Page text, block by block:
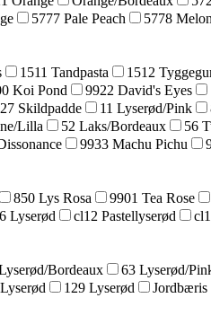
5777 Pale Peach 5778
1511 Tandpasta 1512
Koi Pond 9922 David's Eyes
Skildpadde 11 Lyserød/Pink
Lilla 52 Laks/Bordeaux
56
9933 Machu Pichu
850 Lys Rosa 9901 Tea Rose
Lyserød cl12 Pastellyserød
Bordeaux 63 Lyserød/
129 Lyserød Jordbæris